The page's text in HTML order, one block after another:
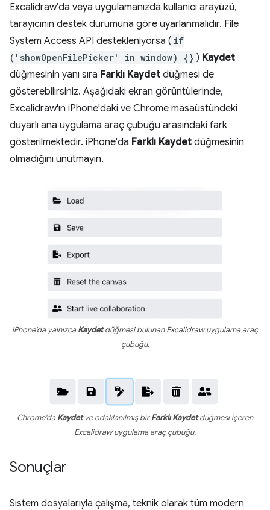
Excalidraw'da veya uygulamanızda kullanıcı arayüzü,
tarayıcının destek durumuna göre uyarlanmalıdır. File
System Access API destekleniyorsa ( if
('showOpenFilePicker' in window) {} ) Kaydet
düğmesinin yanı sıra Farklı Kaydet düğmesi de
gösterebilirsiniz. Aşağıdaki ekran görüntülerinde,
Excalidraw'ın iPhone'daki ve Chrome masaüstündeki
duyarlı ana uygulama araç çubuğu arasındaki fark
gösterilmektedir. iPhone'da Farklı Kaydet düğmesinin
olmadığını unutmayın.
iPhone'da yalnızcaKaydetdüğmesi bulunan Excalidraw uygulama araç
çubuğu.
Chrome'daKaydetve odaklanılmış birFarklı Kaydetdüğmesi içeren
Excalidraw uygulama araç çubuğu.
Sonuçlar
Sistem dosyalarıyla çalışma, teknik olarak tüm modern